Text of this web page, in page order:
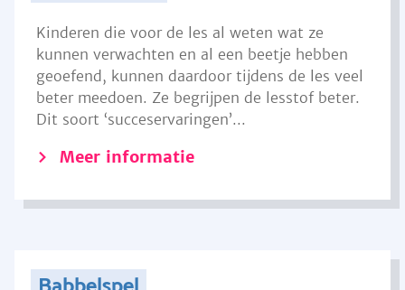
Kinderen die voor de les al weten wat ze
kunnen verwachten en al een beetje hebben
geoefend, kunnen daardoor tijdens de les veel
beter meedoen. Ze begrijpen de lesstof beter.
Dit soort ‘succeservaringen’...
Meer informatie